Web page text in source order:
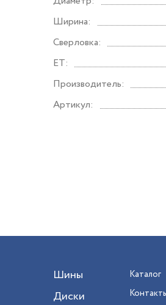
Ширина:
Сверловка:
ET:
Производитель:
Артикул:
Шины
Диски
Каталог